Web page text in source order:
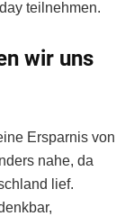
teilnehmen.
wir uns
Ersparnis von
nahe, da
lief.